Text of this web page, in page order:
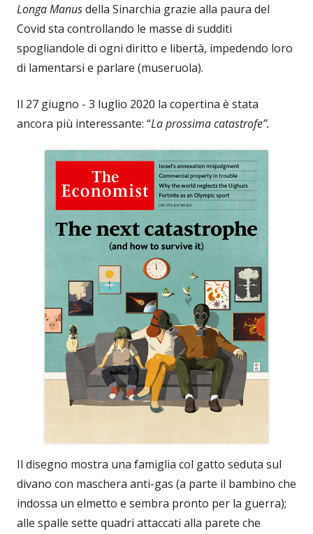
Longa Manusdella Sinarchia grazie alla paura del
Covid sta controllando le masse di sudditi
spogliandole di ogni diritto e libertà, impedendo loro
di lamentarsi e parlare (museruola).
Il 27 giugno - 3 luglio 2020 la copertina è stata
ancora più interessante: “La prossima catastrofe”.
Il disegno mostra una famiglia col gatto seduta sul
divano con maschera anti-gas (a parte il bambino che
indossa un elmetto e sembra pronto per la guerra);
alle spalle sette quadri attaccati alla parete che